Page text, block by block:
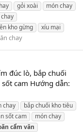
gỏi xoài
món chay
kho gừng
xíu mại
chay
đúc lò, bắp chuối
cam Hướng dẫn:
chay
bắp chuối kho tiêu
sốt cam
món chay
cẩm vân